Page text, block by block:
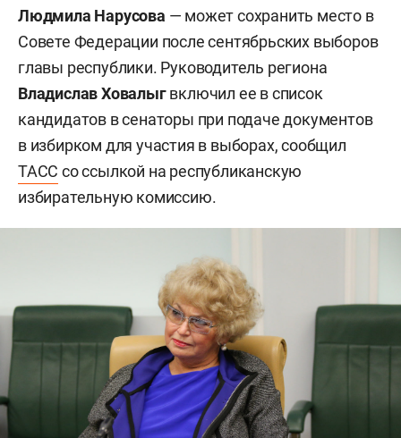
Людмила Нарусова — может сохранить место в
Совете Федерации после сентябрьских выборов
главы республики. Руководитель региона
Владислав Ховалыгвключил ее в список
кандидатов в сенаторы при подаче документов
в избирком для участия в выборах, сообщил
ТАСС со ссылкой на республиканскую
избирательную комиссию.